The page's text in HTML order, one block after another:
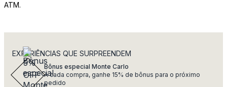
ATM.
EXPERIÊNCIAS QUE SURPREENDEM
Bônus especial Monte Carlo
A cada compra, ganhe 15% de bônus para o próximo
pedido